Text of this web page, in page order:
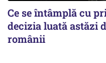
Ce se întâmplă cu
decizia luată astăzi
românii